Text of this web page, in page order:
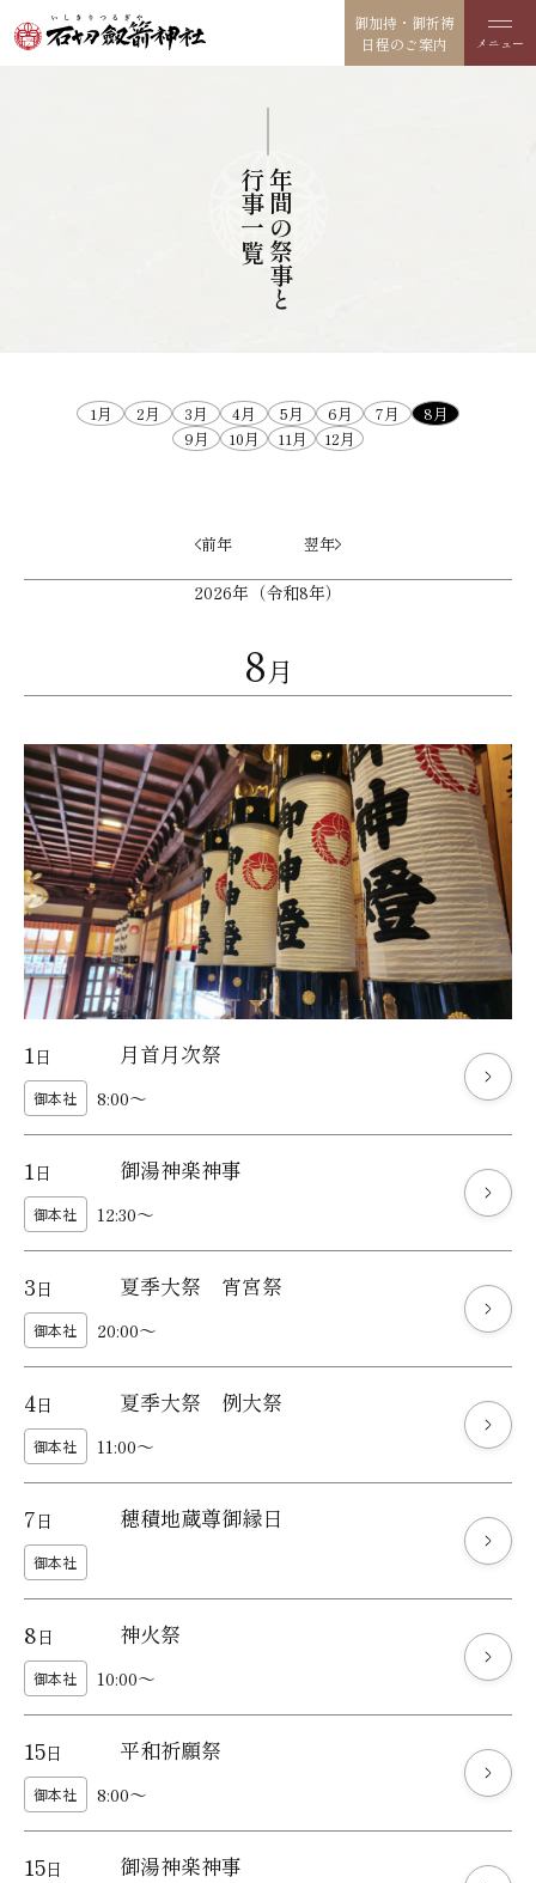
御加持・御祈祷
日程のご案内
年間の
祭事と
行事一覧
前年
1月 2月 3月 4月 5月 6月 7月
8月
9月
10月 11月 12月
翌年
2026年（令和8年）
8月
1 日 月首月次祭
御本社 8:00～
1 日 御湯神楽神事
御本社 12:30～
3 日 夏季大祭 宵宮祭
御本社 20:00～
4日 夏季大祭 例大祭
御本社 11:00～
7 日 穂積地蔵尊御縁日
御本社
8 日 神火祭
御本社 10:00～
15日 平和祈願祭
御本社 8:00～
15日 御湯神楽神事